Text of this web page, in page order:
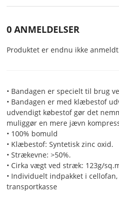
0 ANMELDELSER
Produktet er endnu ikke
• Bandagen er specielt til brug
• Bandagen er med klæbestof
udvendigt købestof gør det
muliggør en mere jævn
• 100% bomuld
• Klæbestof: Syntetisk zinc oxid.
• Strækevne: >50%.
• Cirka vægt ved stræk: 123g/
• Individuelt indpakket i
transportkasse